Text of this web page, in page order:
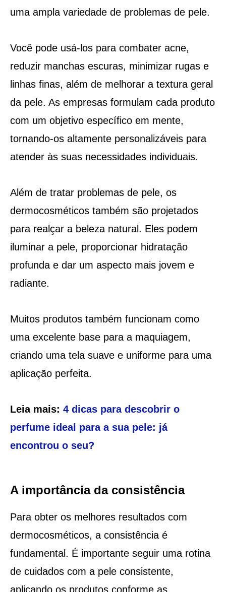
uma ampla variedade de problemas de pele.
Você pode usá-los para combater acne,
reduzir manchas escuras, minimizar rugas e
linhas finas, além de melhorar a textura geral
da pele. As empresas formulam cada produto
com um objetivo específico em mente,
tornando-os altamente personalizáveis para
atender às suas necessidades individuais.
Além de tratar problemas de pele, os
dermocosméticos também são projetados
para realçar a beleza natural. Eles podem
iluminar a pele, proporcionar hidratação
profunda e dar um aspecto mais jovem e
radiante.
Muitos produtos também funcionam como
uma excelente base para a maquiagem,
criando uma tela suave e uniforme para uma
aplicação perfeita.
Leia mais: 4 dicas para descobrir o
perfume ideal para a sua pele: já
encontrou o seu?
A importância da consistência
Para obter os melhores resultados com
dermocosméticos, a consistência é
fundamental. É importante seguir uma rotina
de cuidados com a pele consistente,
aplicando os produtos conforme as